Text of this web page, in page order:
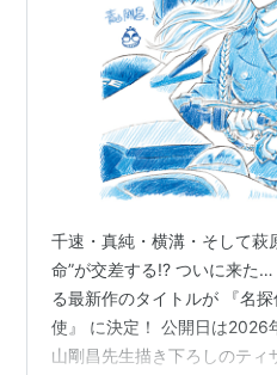
千速・真純・横溝・そして萩
命”が交差する!? ついに来た
る最新作のタイトルが 『名
使』 に決定！ 公開日は2026
山剛昌先生描き下ろしのティ